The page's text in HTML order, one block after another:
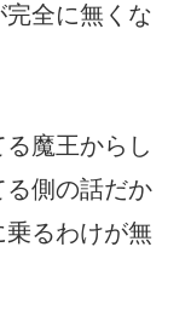
全に無くな
魔王からし
側の話だか
るわけが無